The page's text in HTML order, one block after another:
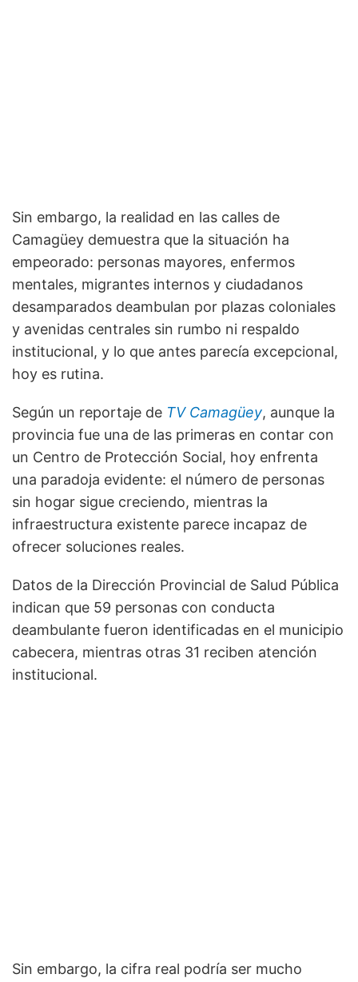
Sin embargo, la realidad en las calles de
Camagüey demuestra que la situación ha
empeorado: personas mayores, enfermos
mentales, migrantes internos y ciudadanos
desamparados deambulan por plazas coloniales
y avenidas centrales sin rumbo ni respaldo
institucional, y lo que antes parecía excepcional,
hoy es rutina.
Según un reportaje de TV Camagüey, aunque la
provincia fue una de las primeras en contar con
un Centro de Protección Social, hoy enfrenta
una paradoja evidente: el número de personas
sin hogar sigue creciendo, mientras la
infraestructura existente parece incapaz de
ofrecer soluciones reales.
Datos de la Dirección Provincial de Salud Pública
indican que 59 personas con conducta
deambulante fueron identificadas en el municipio
cabecera, mientras otras 31 reciben atención
institucional.
Sin embargo, la cifra real podría ser mucho